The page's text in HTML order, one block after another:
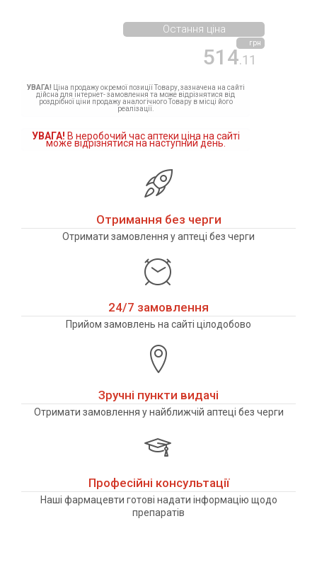
514.11
грн
Остання ціна
УВАГА! Ціна продажу окремої позиції Товару, зазначена на сайті
дійсна для інтернет- замовлення та може відрізнятися від
роздрібної ціни продажу аналогічного Товару в місці його
реалізації.
УВАГА! В неробочий час аптеки ціна на сайті
може відрізнятися на наступний день.
Отримання без черги
Отримати замовлення у аптеці без черги
24/7 замовлення
Прийом замовлень на сайті цілодобово
Зручні пункти видачі
Отримати замовлення у найближчій аптеці без черги
Професійні консультації
Наші фармацевти готові надати інформацію щодо
препаратів